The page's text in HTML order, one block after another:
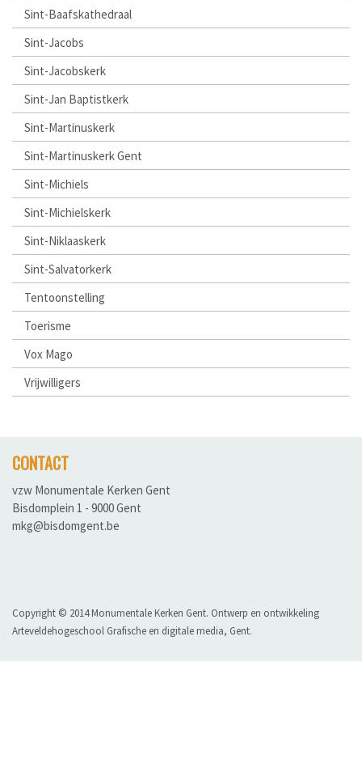
Sint-Baafskathedraal
Sint-Jacobs
Sint-Jacobskerk
Sint-Jan Baptistkerk
Sint-Martinuskerk
Sint-Martinuskerk Gent
Sint-Michiels
Sint-Michielskerk
Sint-Niklaaskerk
Sint-Salvatorkerk
Tentoonstelling
Toerisme
Vox Mago
Vrijwilligers
CONTACT
vzw Monumentale Kerken Gent
Bisdomplein 1 - 9000 Gent
mkg@bisdomgent.be
Copyright © 2014 Monumentale Kerken Gent. Ontwerp en ontwikkeling
Arteveldehogeschool Grafische en digitale media, Gent.